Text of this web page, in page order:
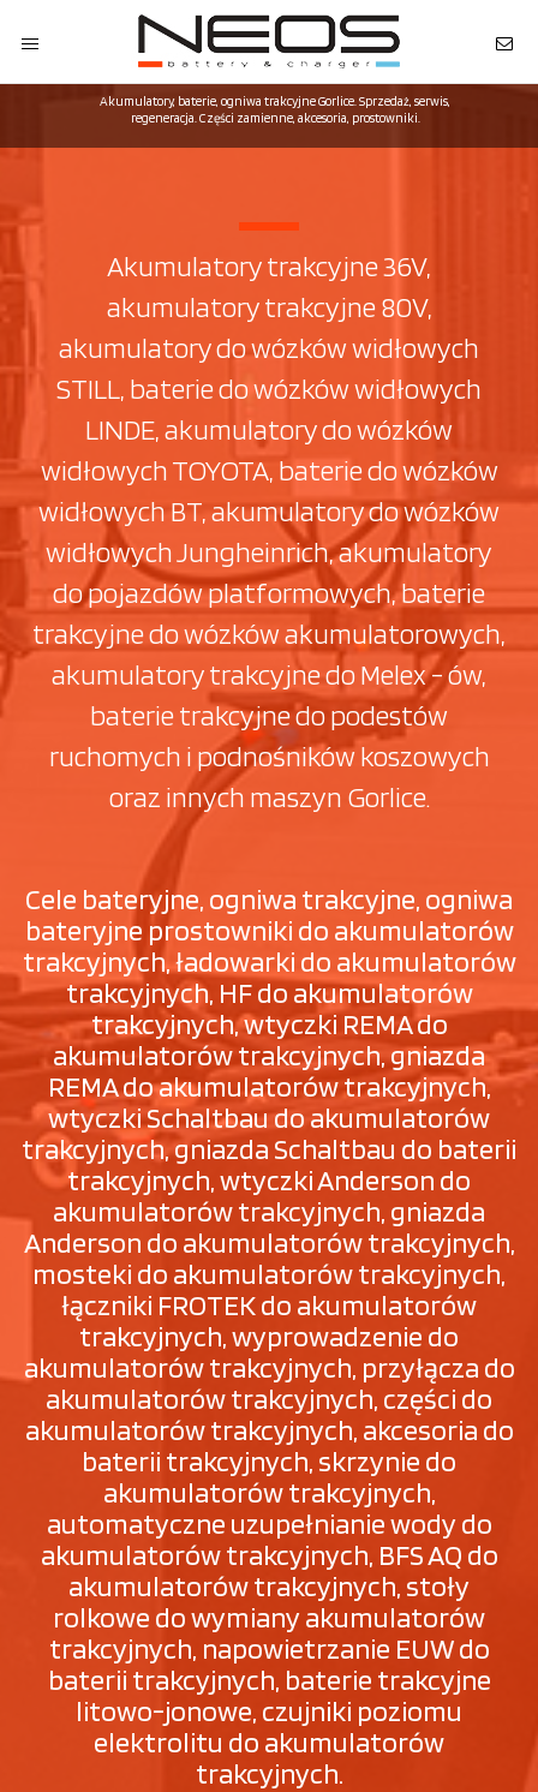
Akumulatory, baterie, ogniwa trakcyjne Gorlice. Sprzedaż, serwis,
regeneracja. Części zamienne, akcesoria, prostowniki.
Akumulatory trakcyjne 36V,
akumulatory trakcyjne 80V,
akumulatory do wózków widłowych
STILL, baterie do wózków widłowych
LINDE, akumulatory do wózków
widłowych TOYOTA, baterie do wózków
widłowych BT, akumulatory do wózków
widłowych Jungheinrich, akumulatory
do pojazdów platformowych, baterie
trakcyjne do wózków akumulatorowych,
akumulatory trakcyjne do Melex - ów,
baterie trakcyjne do podestów
ruchomych i podnośników koszowych
oraz innych maszyn Gorlice.
Cele bateryjne, ogniwa trakcyjne, ogniwa
bateryjne prostowniki do akumulatorów
trakcyjnych, ładowarki do akumulatorów
trakcyjnych, HF do akumulatorów
trakcyjnych, wtyczki REMA do
akumulatorów trakcyjnych, gniazda
REMA do akumulatorów trakcyjnych,
wtyczki Schaltbau do akumulatorów
trakcyjnych, gniazda Schaltbau do baterii
trakcyjnych, wtyczki Anderson do
akumulatorów trakcyjnych, gniazda
Anderson do akumulatorów trakcyjnych,
mosteki do akumulatorów trakcyjnych,
łączniki FROTEK do akumulatorów
trakcyjnych, wyprowadzenie do
akumulatorów trakcyjnych, przyłącza do
akumulatorów trakcyjnych, części do
akumulatorów trakcyjnych, akcesoria do
baterii trakcyjnych, skrzynie do
akumulatorów trakcyjnych,
automatyczne uzupełnianie wody do
akumulatorów trakcyjnych, BFS AQ do
akumulatorów trakcyjnych, stoły
rolkowe do wymiany akumulatorów
trakcyjnych, napowietrzanie EUW do
baterii trakcyjnych, baterie trakcyjne
litowo-jonowe, czujniki poziomu
elektrolitu do akumulatorów
trakcyjnych.